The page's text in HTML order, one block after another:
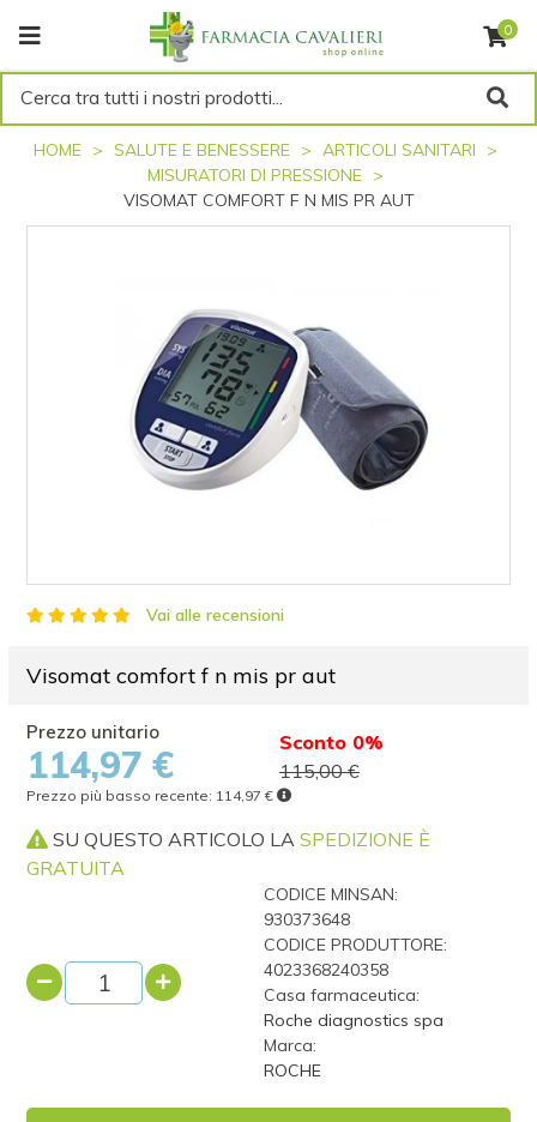
0
Cerca tra tutti i nostri prodotti...
HOME SALUTE E BENESSERE
ARTICOLI SANITARI
MISURATORI DI PRESSIONE
VISOMAT COMFORT F N MIS PR AUT
Vai alle recensioni
Visomat comfort f n mis pr aut
114,97 €
Sconto 0%
115,00 €
Prezzo più basso recente: 114,97 €
SU QUESTO ARTICOLO LASPEDIZIONE È
GRATUITA
CODICE MINSAN:
930373648
CODICE PRODUTTORE:
4023368240358
Casa farmaceutica:
Roche diagnostics spa
Marca:
ROCHE